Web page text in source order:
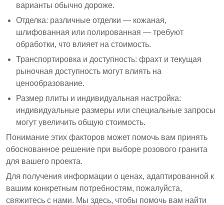
варианты обычно дороже.
Отделка: различные отделки — кожаная,
шлифованная или полированная — требуют
обработки, что влияет на стоимость.
Транспортировка и доступность: фрахт и текущая
рыночная доступность могут влиять на
ценообразование.
Размер плиты и индивидуальная настройка:
индивидуальные размеры или специальные запросы
могут увеличить общую стоимость.
Понимание этих факторов может помочь вам принять
обоснованное решение при выборе розового гранита
для вашего проекта.
Для получения информации о ценах, адаптированной к
вашим конкретным потребностям, пожалуйста,
свяжитесь с нами. Мы здесь, чтобы помочь вам найти